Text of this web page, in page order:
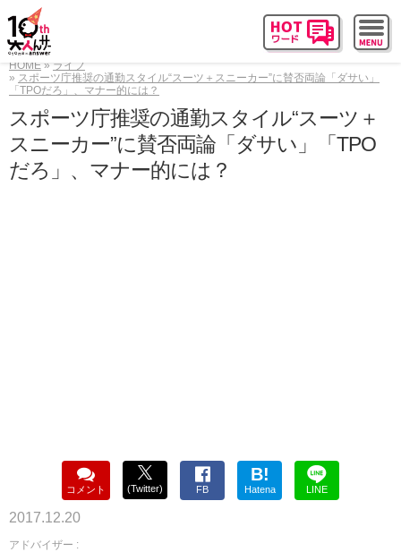
HOME
ライフ
スポーツ庁推奨の通勤スタイル“スーツ＋スニーカー”に賛否両論「ダサい」
「TPOだろ」、マナー的には？
スポーツ庁推奨の通勤スタイル“スーツ＋
スニーカー”に賛否両論「ダサい」「TPO
だろ」、マナー的には？
コメント (Twitter) FB
B!
Hatena LINE
2017.12.20
アドバイザー :